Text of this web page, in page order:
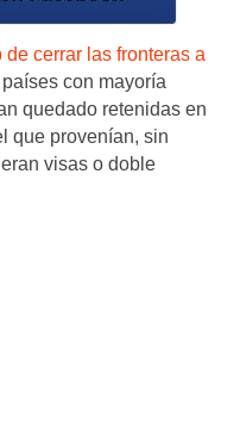
cerrar las fronteras a
con mayoría
quedado retenidas en
que provenían, sin
visas o doble